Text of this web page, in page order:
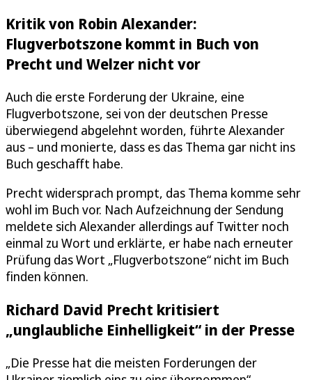
Kritik von Robin Alexander:
Flugverbotszone kommt in Buch von
Precht und Welzer nicht vor
Auch die erste Forderung der Ukraine, eine
Flugverbotszone, sei von der deutschen Presse
überwiegend abgelehnt worden, führte Alexander
aus – und monierte, dass es das Thema gar nicht ins
Buch geschafft habe.
Precht widersprach prompt, das Thema komme sehr
wohl im Buch vor. Nach Aufzeichnung der Sendung
meldete sich Alexander allerdings auf Twitter noch
einmal zu Wort und erklärte, er habe nach erneuter
Prüfung das Wort „Flugverbotszone“ nicht im Buch
finden können.
Richard David Precht kritisiert
„unglaubliche Einhelligkeit“ in der Presse
„Die Presse hat die meisten Forderungen der